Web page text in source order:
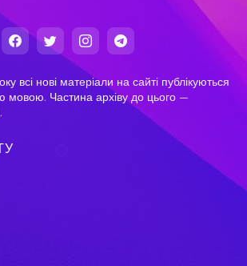
всі нові матеріали на сайті публікуються
мовою. Частина архіву до цього —